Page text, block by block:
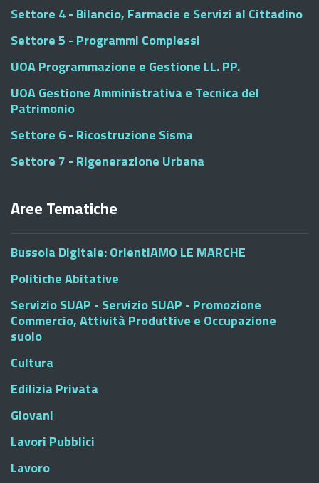
Settore 4 - Bilancio, Farmacie e Servizi al Cittadino
Settore 5 - Programmi Complessi
UOA Programmazione e Gestione LL. PP.
UOA Gestione Amministrativa e Tecnica del
Patrimonio
Settore 6 - Ricostruzione Sisma
Settore 7 - Rigenerazione Urbana
Aree Tematiche
Bussola Digitale: OrientiAMO LE MARCHE
Politiche Abitative
Servizio SUAP - Servizio SUAP - Promozione
Commercio, Attività Produttive e Occupazione
suolo
Cultura
Edilizia Privata
Giovani
Lavori Pubblici
Lavoro